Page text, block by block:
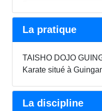
La pratique
TAISHO DOJO
Karate situé à
La discipline